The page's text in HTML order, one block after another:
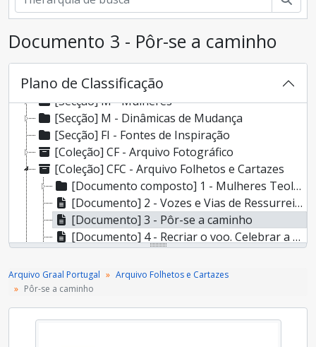
Documento 3 - Pôr-se a caminho
Plano de Classificação
[Fundo] / CGP - Arquivo Graal Portugal
[Secção] DH - Dimensão Histórica
[Secção] E - Espiritualidade
[Secção] M - Mulheres
[Secção] M - Dinâmicas de Mudança
[Secção] FI - Fontes de Inspiração
[Coleção] CF - Arquivo Fotográfico
[Coleção] CFC - Arquivo Folhetos e Cartazes
[Documento composto] 1 - Mulheres Teologia e mística
[Documento] 2 - Vozes e Vias de Ressurreição
[Documento] 3 - Pôr-se a caminho
[Documento] 4 - Recriar o voo. Celebrar a Páscoa
[Documento] 6 - Convite para a Apresentação do Livro no Porto: "Deus é o existirmos, e isto não ser tudo"
[Documento composto] 7 - Folhetos Dia da Rapariga
[Documento] 8 - Oficina "Training for Transformation"
[Documento composto] 9 - Terraço em diálogo
Arquivo Graal Portugal
Arquivo Folhetos e Cartazes
Pôr-se a caminho